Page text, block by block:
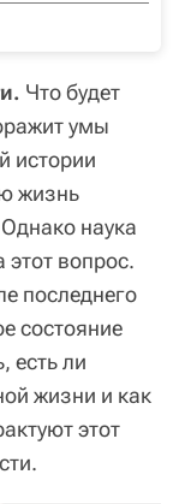
Что будет
умы
истории
жизнь
наука
этот вопрос.
последнего
состояние
есть ли
жизни и как
этот